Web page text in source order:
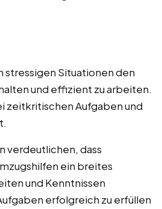
stressigen Situationen den
und effizient zu arbeiten.
zeitkritischen Aufgaben und
verdeutlichen, dass
ein breites
und Kenntnissen
erfolgreich zu erfüllen